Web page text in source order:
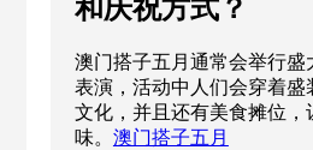
和庆祝方式？
澳门搭子五月通常会举行盛
表演，活动中人们会穿着盛
文化，并且还有美食摊位，
味。 澳门搭子五月